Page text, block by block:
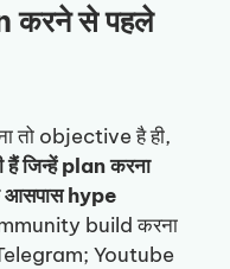
से पहले
तो objective है ही,
जिन्हें plan करना
hype
build करना
Youtube